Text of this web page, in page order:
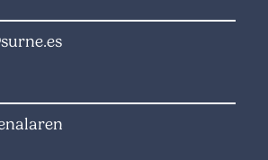
surne.es